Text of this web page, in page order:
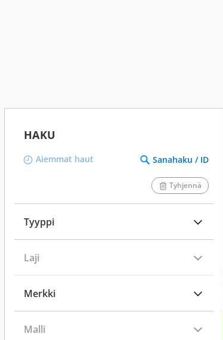
HAKU
Aiemmat haut Sanahaku / ID
Tyhjennä
Tyyppi
Laji
Merkki
Malli